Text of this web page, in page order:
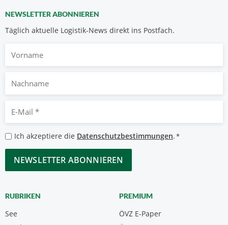
NEWSLETTER ABONNIEREN
Täglich aktuelle Logistik-News direkt ins Postfach.
Nachname
Mail
*
Datenschutzbestimmungen
*
Ich akzeptiere die Datenschutzbestimmungen.*
CAPTCHA
RUBRIKEN
See
PREMIUM
ÖVZ E-Paper